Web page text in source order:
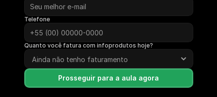
Telefone
Quanto você fatura com infoprodutos hoje?
Prosseguir para a aula agora